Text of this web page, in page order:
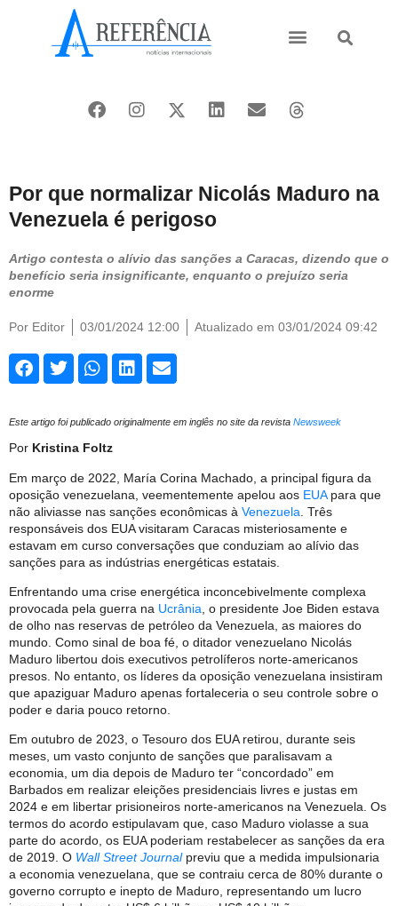
Por que normalizar Nicolás Maduro na
Venezuela é perigoso
Artigo contesta o alívio das sanções a Caracas, dizendo que o
benefício seria insignificante, enquanto o prejuízo seria
enorme
Por Editor 03/01/2024 12:00 Atualizado em 03/01/2024 09:42
Este artigo foi publicado originalmente em inglês no site da revista Newsweek
Por Kristina Foltz
Em março de 2022, María Corina Machado, a principal figura da
oposição venezuelana, veementemente apelou aos EUApara que
não aliviasse nas sanções econômicas à Venezuela . Três
responsáveis ​​dos EUA visitaram Caracas misteriosamente e
estavam em curso conversações que conduziam ao alívio das
sanções para as indústrias energéticas estatais.
Enfrentando uma crise energética inconcebivelmente complexa
provocada pela guerra na Ucrânia , o presidente Joe Biden estava
de olho nas reservas de petróleo da Venezuela, as maiores do
mundo. Como sinal de boa fé, o ditador venezuelano Nicolás
Maduro libertou dois executivos petrolíferos norte-americanos
presos. No entanto, os líderes da oposição venezuelana insistiram
que apaziguar Maduro apenas fortaleceria o seu controle sobre o
poder e daria pouco retorno.
Em outubro de 2023, o Tesouro dos EUA retirou, durante seis
meses, um vasto conjunto de sanções que paralisavam a
economia, um dia depois de Maduro ter “concordado” em
Barbados em realizar eleições presidenciais livres e justas em
2024 e em libertar prisioneiros norte-americanos na Venezuela. Os
termos do acordo estipulavam que, caso Maduro violasse a sua
parte do acordo, os EUA poderiam restabelecer as sanções da era
de 2019. O Wall Street Journalpreviu que a medida impulsionaria
a economia venezuelana, que se contraiu cerca de 80% durante o
governo corrupto e inepto de Maduro, representando um lucro